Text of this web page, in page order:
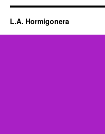
L.A. Hormigonera